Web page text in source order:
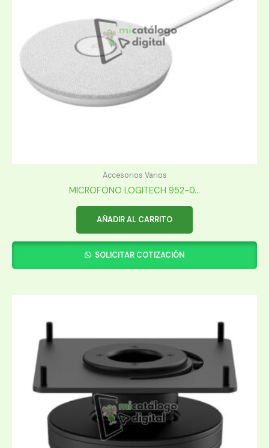
Accesorios Varios
MICROFONO LOGITECH 952-0...
AÑADIR AL CARRITO
SOLICITAR COTIZACIÓN